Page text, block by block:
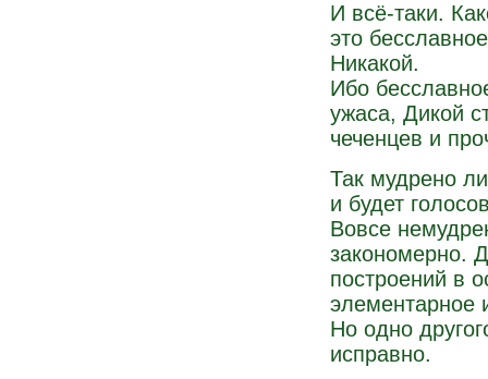
И всё-таки.
это
Никакой.
Ибо
ужаса, Дикой
чеченцев и
Так мудрено
и будет
Вовсе
закономерно.
построений в
элементарное
Но одно
исправно.